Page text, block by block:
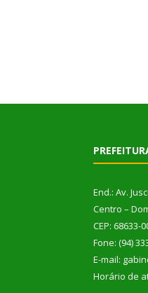
End.: Av.
Centro –
CEP: 68633-
Fone: (94)
E-mail:
Horário de